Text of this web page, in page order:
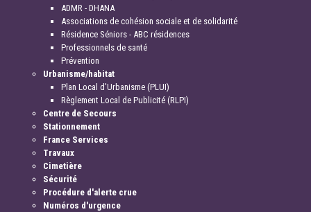
ADMR - DHANA
Associations de cohésion sociale et de solidarité
Résidence Séniors - ABC résidences
Professionnels de santé
Prévention
Urbanisme/habitat
Plan Local d'Urbanisme (PLUI)
Règlement Local de Publicité (RLPI)
Centre de Secours
Stationnement
France Services
Travaux
Cimetière
Sécurité
Procédure d'alerte crue
Numéros d'urgence